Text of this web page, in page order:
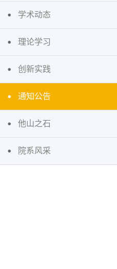
学术动态
理论学习
创新实践
通知公告
他山之石
院系风采